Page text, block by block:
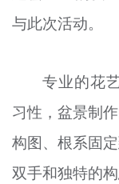
专题
资料库
与此次活动。
专业的花
习性，盆景制
构图、根系固
双手和独特的